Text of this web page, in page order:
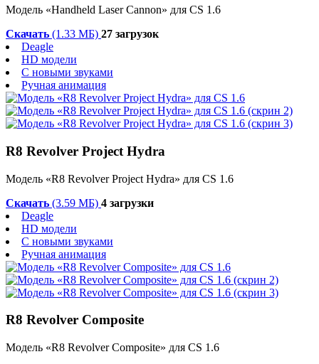
Модель «Handheld Laser Cannon» для CS 1.6
Скачать (1.33 МБ) 27 загрузок
Deagle
HD модели
С новыми звуками
Ручная анимация
R8 Revolver Project Hydra
Модель «R8 Revolver Project Hydra» для CS 1.6
Скачать (3.59 МБ) 4 загрузки
Deagle
HD модели
С новыми звуками
Ручная анимация
R8 Revolver Composite
Модель «R8 Revolver Composite» для CS 1.6